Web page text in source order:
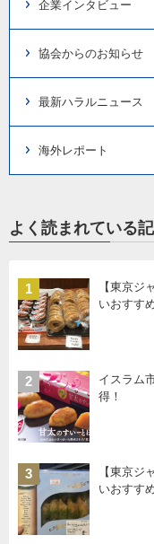
企業インタビュー
協会からのお知らせ
最新ハラルニュース
海外レポート
よく読まれている
1
【東京ジ
いおすす
2
イスラム
得！
3
【東京ジ
いおすす